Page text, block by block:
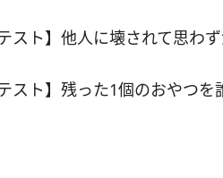
ぎて
だ人
スト】他人に壊されて思わ
スト】残った1個のおやつ